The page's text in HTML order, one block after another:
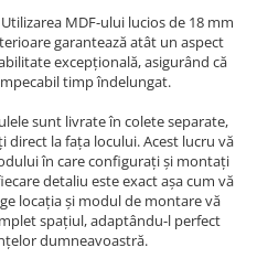
Utilizarea MDF-ului lucios de 18 mm
garantează atât un aspect
excepțională, asigurând că
timp îndelungat.
sunt livrate în colete separate,
direct la fața locului. Acest lucru vă
în care configurați și montați
detaliu este exact așa cum vă
locația și modul de montare vă
spațiul, adaptându-l perfect
dumneavoastră.